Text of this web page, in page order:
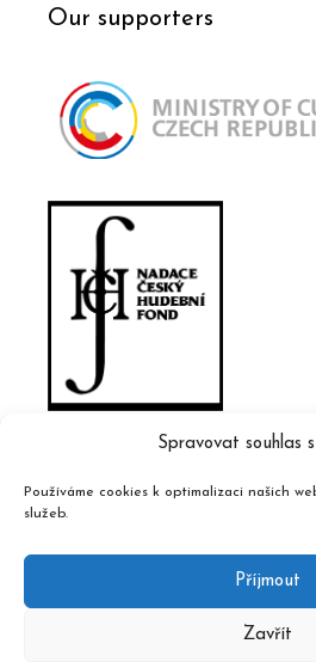
Spravovat souhlas
Používáme cookies k optimalizaci našich
služeb.
Příjmout
Zavřít
Our supporters